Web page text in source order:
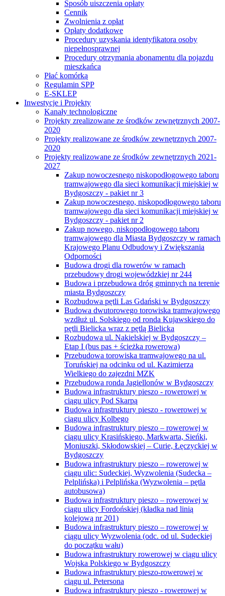
Sposób uiszczenia opłaty
Cennik
Zwolnienia z opłat
Opłaty dodatkowe
Procedury uzyskania identyfikatora osoby
niepełnosprawnej
Procedury otrzymania abonamentu dla pojazdu
mieszkańca
Płać komórką
Regulamin SPP
E-SKLEP
Inwestycje i Projekty
Kanały technologiczne
Projekty zrealizowane ze środków zewnętrznych 2007-
2020
Projekty realizowane ze środków zewnętrznych 2007-
2020
Projekty realizowane ze środków zewnętrznych 2021-
2027
Zakup nowoczesnego niskopodłogowego taboru
tramwajowego dla sieci komunikacji miejskiej w
Bydgoszczy - pakiet nr 3
Zakup nowoczesnego, niskopodłogowego taboru
tramwajowego dla sieci komunikacji miejskiej w
Bydgoszczy - pakiet nr 2
Zakup nowego, niskopodłogowego taboru
tramwajowego dla Miasta Bydgoszczy w ramach
Krajowego Planu Odbudowy i Zwiększania
Odporności
Budowa drogi dla rowerów w ramach
przebudowy drogi wojewódzkiej nr 244
Budowa i przebudowa dróg gminnych na terenie
miasta Bydgoszczy
Rozbudowa pętli Las Gdański w Bydgoszczy
Budowa dwutorowego torowiska tramwajowego
wzdłuż ul. Solskiego od ronda Kujawskiego do
pętli Bielicka wraz z pętlą Bielicka
Rozbudowa ul. Nakielskiej w Bydgoszczy –
Etap I (bus pas + ścieżka rowerowa)
Przebudowa torowiska tramwajowego na ul.
Toruńskiej na odcinku od ul. Kazimierza
Wielkiego do zajezdni MZK
Przebudowa ronda Jagiellonów w Bydgoszczy
Budowa infrastruktury pieszo - rowerowej w
ciągu ulicy Pod Skarpą
Budowa infrastruktury pieszo - rowerowej w
ciągu ulicy Kolbego
Budowa infrastruktury pieszo – rowerowej w
ciągu ulicy Krasińskiego, Markwarta, Sieńki,
Moniuszki, Skłodowskiej – Curie, Łęczyckiej w
Bydgoszczy
Budowa infrastruktury pieszo – rowerowej w
ciągu ulic: Sudeckiej, Wyzwolenia (Sudecka –
Pelplińska) i Pelplińska (Wyzwolenia – pętla
autobusowa)
Budowa infrastruktury pieszo – rowerowej w
ciągu ulicy Fordońskiej (kładka nad linią
kolejową nr 201)
Budowa infrastruktury pieszo – rowerowej w
ciągu ulicy Wyzwolenia (odc. od ul. Sudeckiej
do początku wału)
Budowa infrastruktury rowerowej w ciągu ulicy
Wojska Polskiego w Bydgoszczy
Budowa infrastruktury pieszo-rowerowej w
ciągu ul. Petersona
Budowa infrastruktury pieszo - rowerowej w